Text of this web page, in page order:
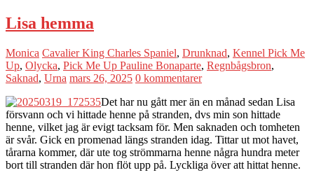
Lisa hemma
Monica Cavalier King Charles Spaniel, Drunknad, Kennel Pick Me
Up, Olycka, Pick Me Up Pauline Bonaparte, Regnbågsbron,
Saknad, Urna mars 26, 2025 0 kommentarer
Det har nu gått mer än en månad sedan Lisa
försvann och vi hittade henne på stranden, dvs min son hittade
henne, vilket jag är evigt tacksam för. Men saknaden och tomheten
är svår. Gick en promenad längs stranden idag. Tittar ut mot havet,
tårarna kommer, där ute tog strömmarna henne några hundra meter
bort till stranden där hon flöt upp på. Lyckliga över att hittat henne.